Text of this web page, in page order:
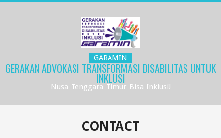
GARAMIN
GERAKAN ADVOKASI TRANSFORMASI DISABILITAS UNTUK
INKLUSI
Nusa Tenggara Timur Bisa Inklusi!
CONTACT